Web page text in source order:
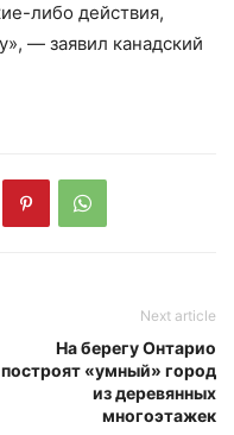
либо действия,
— заявил канадский
Next article
На берегу Онтарио
построят «умный» город
из деревянных
многоэтажек